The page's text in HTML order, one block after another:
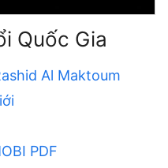
Quốc Gia
Al Maktoum
PDF